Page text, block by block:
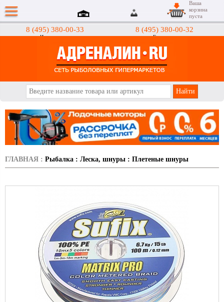
8 (495) 380-00-33
Интернет-магазин
8 (495) 380-00-32
Гипермаркеты
Ваша
корзина
пуста
ГЛАВНАЯ : Рыбалка : Леска, шнуры : Плетеные шнуры